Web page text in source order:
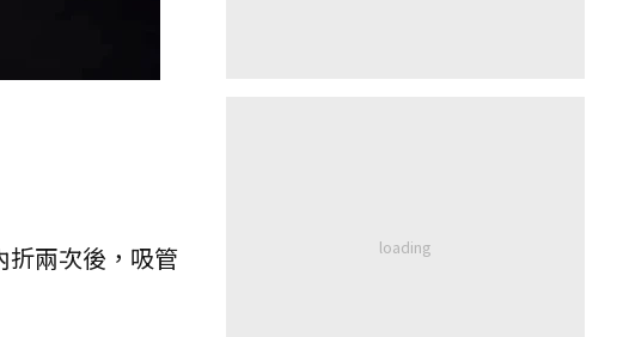
折兩次後，吸管